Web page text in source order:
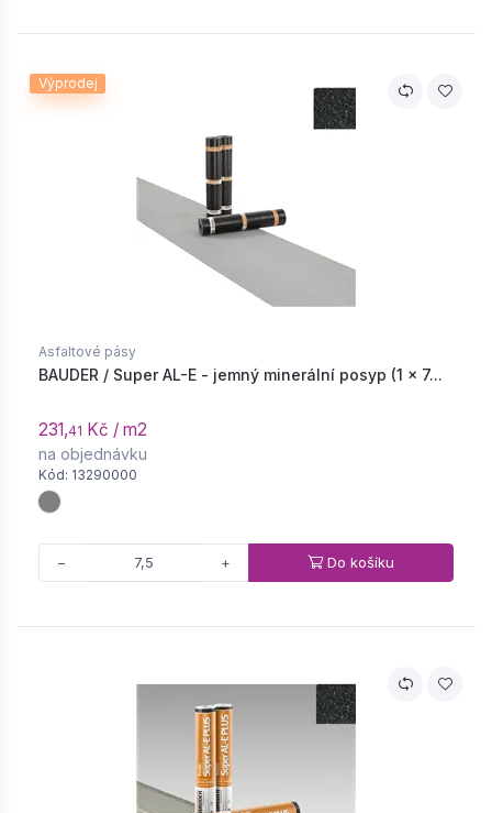
Výprodej
Asfaltové pásy
BAUDER / Super AL-E - jemný minerální posyp (1 × 7...
231,41 Kč / m2
na objednávku
Kód: 13290000
− + Do košíku